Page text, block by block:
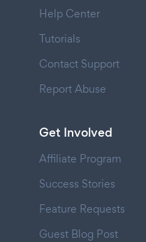
Help Center
Tutorials
Contact Support
Report Abuse
Get Involved
Affiliate Program
Success Stories
Feature Requests
Guest Blog Post